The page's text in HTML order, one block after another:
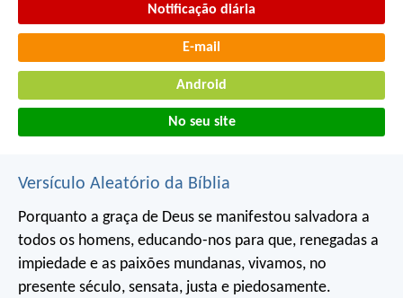
Notificação diária
E-mail
Android
No seu site
Versículo Aleatório da Bíblia
Porquanto a graça de Deus se manifestou salvadora a
todos os homens, educando-nos para que, renegadas a
impiedade e as paixões mundanas, vivamos, no
presente século, sensata, justa e piedosamente.